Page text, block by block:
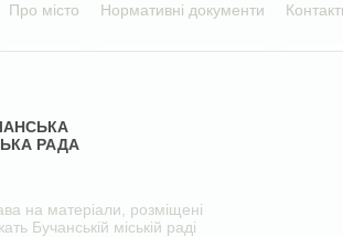
Про місто Нормативні документи
РАДА
на матеріали, розміщені
Бучанській міській раді